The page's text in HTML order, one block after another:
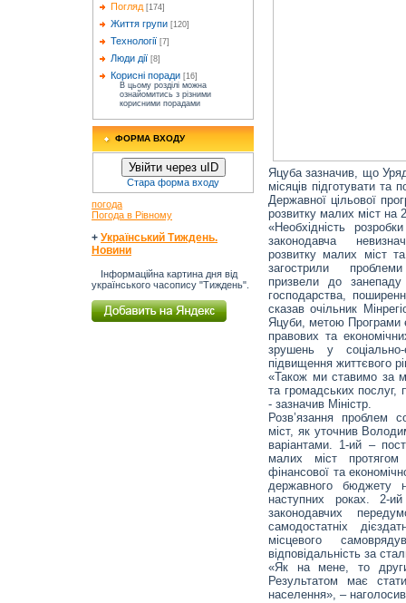
Погляд [174]
Життя групи [120]
Технології [7]
Люди дії [8]
Корисні поради [16]
В цьому розділі можна
ознайомитись з різними
корисними порадами
ФОРМА ВХОДУ
Увійти через uID
Стара форма входу
погода
Погода в Рівному
+ Український Тиждень.
Новини
Інформаційна картина дня від
українського часопису "Тиждень".
Яцуба зазначив, що
місяців підготувати та
Державної цільової
розвитку малих міст на
«Необхідність
законодавча
розвитку малих міст
загострили
призвели до
господарства,
сказав очільник
Яцуби, метою Програми
правових та
зрушень у
підвищення життєвого
«Також ми ставимо за
та громадських послуг,
- зазначив Міністр.
Розв’язання проблем
міст, як уточнив
варіантами. 1-ий –
малих міст
фінансової та
державного бюджету
наступних роках. 2-
законодавчих
самодостатніх
місцевого
відповідальність за
«Як на мене, то
Результатом має
населення», –